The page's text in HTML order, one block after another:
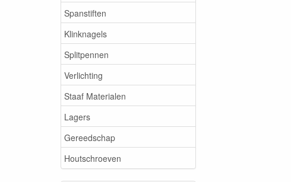
Spanstiften
Klinknagels
Splitpennen
Verlichting
Staaf Materialen
Lagers
Gereedschap
Houtschroeven